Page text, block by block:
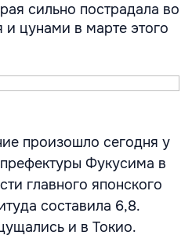
сильно пострадала во
и цунами в марте этого
произошло сегодня у
Фукусима в
главного японского
составила 6,8.
и в Токио.